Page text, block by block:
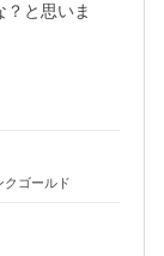
と思いま
クゴールド